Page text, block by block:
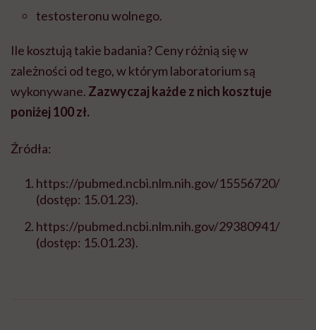
testosteronu wolnego.
Ile kosztują takie badania? Ceny różnią się w
zależności od tego, w którym laboratorium są
wykonywane. Zazwyczaj każde z nich kosztuje
poniżej 100 zł.
Źródła:
https://pubmed.ncbi.nlm.nih.gov/15556720/
(dostęp: 15.01.23).
https://pubmed.ncbi.nlm.nih.gov/29380941/
(dostęp: 15.01.23).